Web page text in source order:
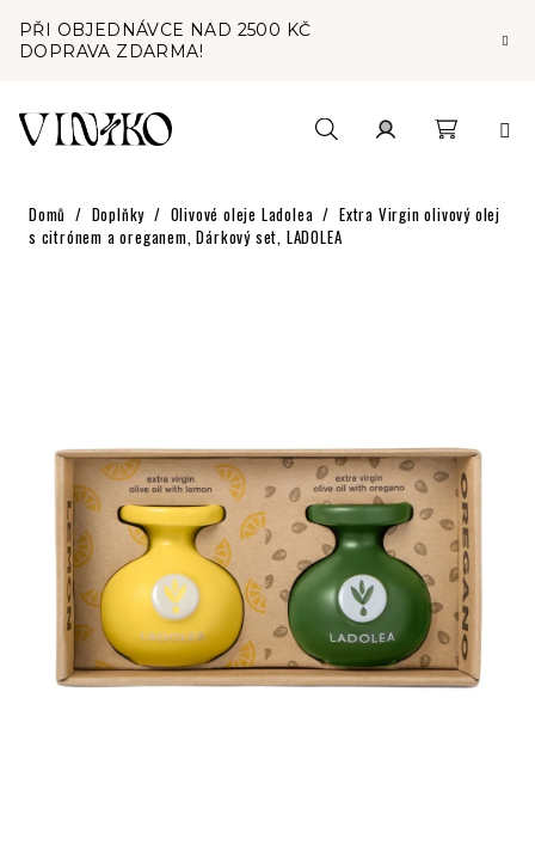
obsah
PŘI OBJEDNÁVCE NAD 2500 KČ
DOPRAVA ZDARMA!
košík
Domů / Doplňky / Olivové oleje Ladolea / Extra Virgin olivový olej
s citrónem a oreganem, Dárkový set, LADOLEA